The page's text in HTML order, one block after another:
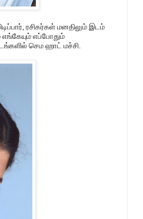
ரசிகர்கள் மனதிலும் இடம்
எங்கேயும் எப்போதும்
செம ஹாட் மச்சி.